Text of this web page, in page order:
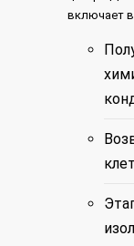
включает в